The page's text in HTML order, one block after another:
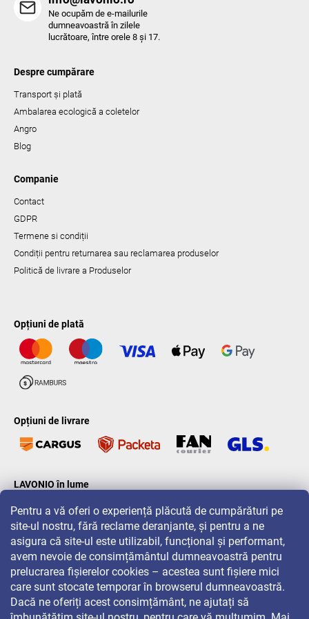
Pentru a vă oferi o experiență plăcută de cumpărături pe
site-ul nostru, fără reclame deranjante, și pentru a ne
asigura că site-ul este utilizabil, funcțional și performant,
avem nevoie de consimțământul dumneavoastră pentru
prelucrarea fișierelor cookies – acestea sunt fișiere mici
care sunt stocate temporar în browserul dumneavoastră.
Dacă ne oferiți acest consimțământ, ne ajutați să
Ne ocupăm de e-mailurile
dumneavoastră în zilele
lucrătoare, între orele 8 și 17.
Despre cumpărare
Transport și plată
Ambalarea ecologică a coletelor
Angro
Blog
Companie
Contact
GDPR
Termene si condiții
Condiții pentru returnarea sau reclamarea produselor
Politică de livrare a Produselor
Opțiuni de plată
Opțiuni de livrare
LAVONIO în lume
Pentru promoții, concursuri și reduceri, urmăriți-ne pe: